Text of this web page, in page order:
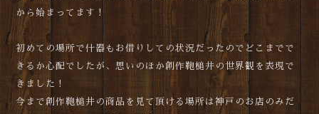
から始まってます！
初めての場所で什器もお借りしての状況だったのでどこまでで
きるか心配でしたが、思いのほか創作鞄槌井の世界観を表現で
きました！
今まで創作鞄槌井の商品を見て頂ける場所は神戸のお店のみだ